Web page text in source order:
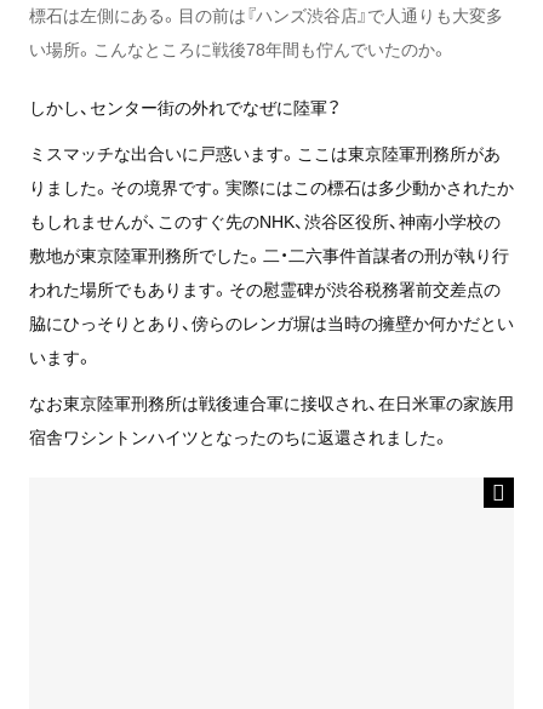
標石は左側にある。目の前は『ハンズ渋谷店』で人通りも大変多
い場所。こんなところに戦後78年間も佇んでいたのか。
しかし、センター街の外れでなぜに陸軍？
ミスマッチな出合いに戸惑います。ここは東京陸軍刑務所があ
りました。その境界です。実際にはこの標石は多少動かされたか
もしれませんが、このすぐ先のNHK、渋谷区役所、神南小学校の
敷地が東京陸軍刑務所でした。二・二六事件首謀者の刑が執り行
われた場所でもあります。その慰霊碑が渋谷税務署前交差点の
脇にひっそりとあり、傍らのレンガ塀は当時の擁壁か何かだとい
います。
なお東京陸軍刑務所は戦後連合軍に接収され、在日米軍の家族用
宿舎ワシントンハイツとなったのちに返還されました。